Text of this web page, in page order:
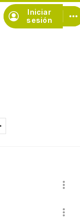
Iniciar
sesión